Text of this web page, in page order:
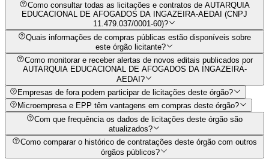
Como consultar todas as licitações e contratos de AUTARQUIA
EDUCACIONAL DE AFOGADOS DA INGAZEIRA-AEDAI (CNPJ
11.479.037/0001-60)?
Quais informações de compras públicas estão disponíveis sobre
este órgão licitante?
Como monitorar e receber alertas de novos editais publicados por
AUTARQUIA EDUCACIONAL DE AFOGADOS DA INGAZEIRA-
AEDAI?
Empresas de fora podem participar de licitações deste órgão?
Microempresa e EPP têm vantagens em compras deste órgão?
Com que frequência os dados de licitações deste órgão são
atualizados?
Como comparar o histórico de contratações deste órgão com outros
órgãos públicos?